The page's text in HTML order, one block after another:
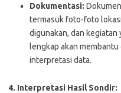
Dokumentasi:
termasuk foto-foto
digunakan, dan kegiatan
lengkap akan
interpretasi data.
4. Interpretasi Hasil Sondir: